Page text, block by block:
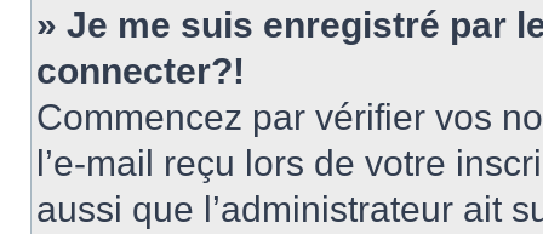
» Je me suis enregistré par
connecter?!
Commencez par vérifier vos
l’e-mail reçu lors de votre
aussi que l’administrateur ait